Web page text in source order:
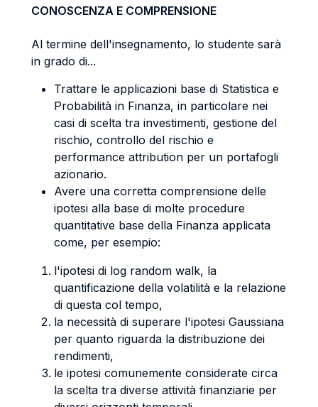
CONOSCENZA E COMPRENSIONE
Al termine dell'insegnamento, lo studente sarà
in grado di...
Trattare le applicazioni base di Statistica e
Probabilità in Finanza, in particolare nei
casi di scelta tra investimenti, gestione del
rischio, controllo del rischio e
performance attribution per un portafogli
azionario.
Avere una corretta comprensione delle
ipotesi alla base di molte procedure
quantitative base della Finanza applicata
come, per esempio:
l'ipotesi di log random walk, la
quantificazione della volatilità e la relazione
di questa col tempo,
la necessità di superare l'ipotesi Gaussiana
per quanto riguarda la distribuzione dei
rendimenti,
le ipotesi comunemente considerate circa
la scelta tra diverse attività finanziarie per